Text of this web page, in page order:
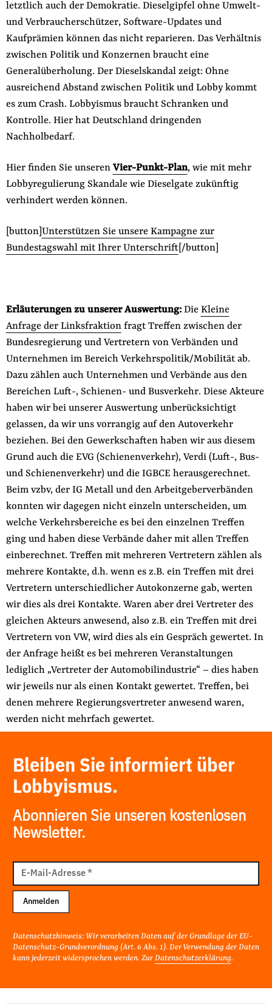
letztlich auch der Demokratie. Dieselgipfel ohne Umwelt-
und Verbraucherschützer, Software-Updates und
Kaufprämien können das nicht reparieren. Das Verhältnis
zwischen Politik und Konzernen braucht eine
Generalüberholung. Der Dieselskandal zeigt: Ohne
ausreichend Abstand zwischen Politik und Lobby kommt
es zum Crash. Lobbyismus braucht Schranken und
Kontrolle. Hier hat Deutschland dringenden
Nachholbedarf.
Hier finden Sie unseren Vier-Punkt-Plan, wie mit mehr
Lobbyregulierung Skandale wie Dieselgate zukünftig
verhindert werden können.
[button] Unterstützen Sie unsere Kampagne zur
Bundestagswahl mit Ihrer Unterschrift[/button]
Erläuterungen zu unserer Auswertung: Die Kleine
Anfrage der Linksfraktionfragt Treffen zwischen der
Bundesregierung und Vertretern von Verbänden und
Unternehmen im Bereich Verkehrspolitik/Mobilität ab.
Dazu zählen auch Unternehmen und Verbände aus den
Bereichen Luft-, Schienen- und Busverkehr. Diese Akteure
haben wir bei unserer Auswertung unberücksichtigt
gelassen, da wir uns vorrangig auf den Autoverkehr
beziehen. Bei den Gewerkschaften haben wir aus diesem
Grund auch die EVG (Schienenverkehr), Verdi (Luft-, Bus-
und Schienenverkehr) und die IGBCE herausgerechnet.
Beim vzbv, der IG Metall und den Arbeitgeberverbänden
konnten wir dagegen nicht einzeln unterscheiden, um
welche Verkehrsbereiche es bei den einzelnen Treffen
ging und haben diese Verbände daher mit allen Treffen
einberechnet. Treffen mit mehreren Vertretern zählen als
mehrere Kontakte, d.h. wenn es z.B. ein Treffen mit drei
Vertretern unterschiedlicher Autokonzerne gab, werten
wir dies als drei Kontakte. Waren aber drei Vertreter des
gleichen Akteurs anwesend, also z.B. ein Treffen mit drei
Vertretern von VW, wird dies als ein Gespräch gewertet. In
der Anfrage heißt es bei mehreren Veranstaltungen
lediglich „Vertreter der Automobilindustrie“ – dies haben
wir jeweils nur als einen Kontakt gewertet. Treffen, bei
denen mehrere Regierungsvertreter anwesend waren,
werden nicht mehrfach gewertet.
Bleiben Sie informiert über
Lobbyismus.
Abonnieren Sie unseren kostenlosen
Newsletter.
Mail
Adresse
E-Mail-Adresse*
Anmelden
Datenschutzhinweis: Wir verarbeiten Daten auf der Grundlage der EU-
Datenschutz-Grundverordnung (Art. 6 Abs. 1). Der Verwendung der Daten
kann jederzeit widersprochen werden. Zur Datenschutzerklärung.